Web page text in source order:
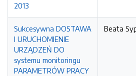
2013
Sukcesywna DOSTAWA
I URUCHOMIENIE
URZĄDZEŃ DO
systemu monitoringu
PARAMETRÓW PRACY
Beata